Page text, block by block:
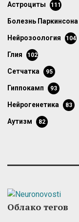
астроциты 111
болезнь Паркинсона
нейрозоология 104
глия 102
сетчатка 95
гиппокамп 93
нейрогенетика 83
аутизм 82
Облако тегов